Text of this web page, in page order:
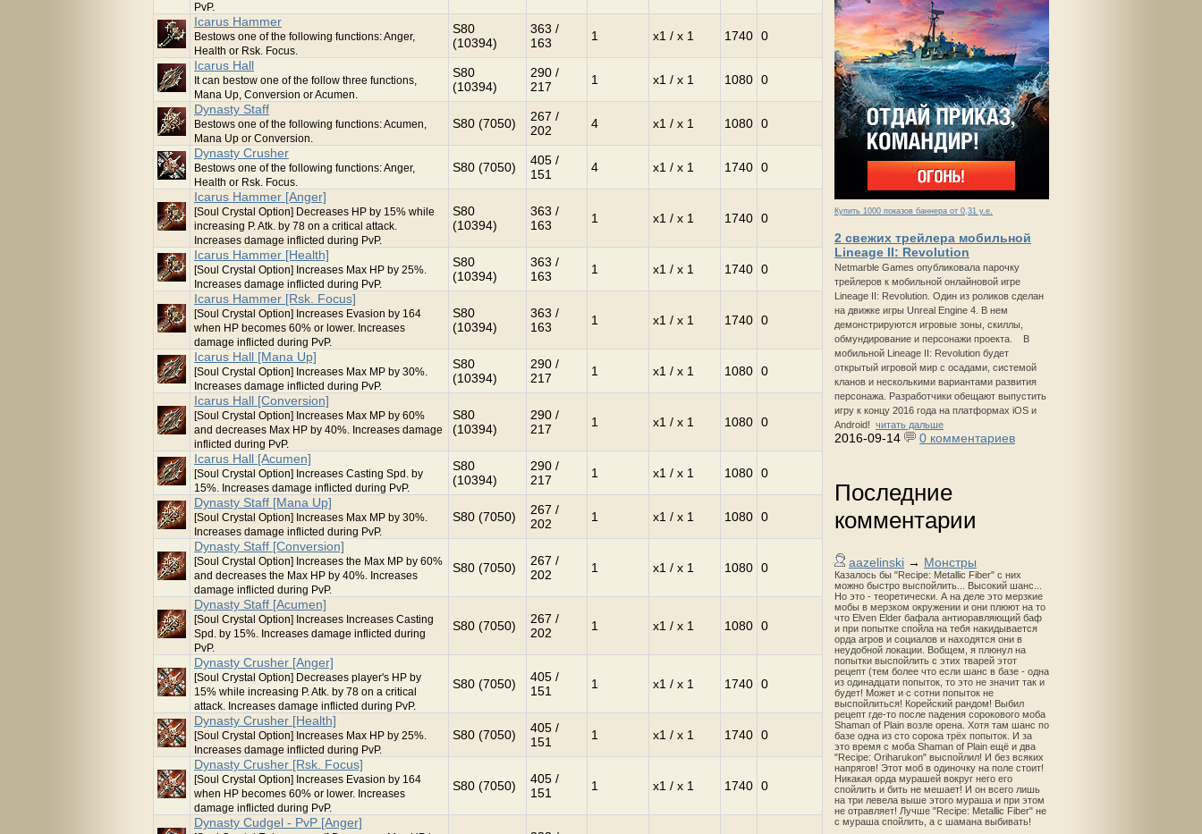
Купить 1000 показов баннера от 0,31 у.е.
2 свежих трейлера мобильной
Lineage II: Revolution
Netmarble Games опубликовала парочку
трейлеров к мобильной онлайновой игре
Lineage II: Revolution. Один из роликов сделан
на движке игры Unreal Engine 4. В нем
демонстрируются игровые зоны, скиллы,
обмундирование и персонажи проекта. В
мобильной Lineage II: Revolution будет
открытый игровой мир с осадами, системой
кланов и несколькими вариантами развития
персонажа. Разработчики обещают выпустить
игру к концу 2016 года на платформах iOS и
Android! читать дальше
2016-09-14 0 комментариев
Последние
комментарии
aazelinski → Монстры
Казалось бы "Recipe: Metallic Fiber" с них
можно быстро выспойлить... Высокий шанс...
Но это - теоретически. А на деле это мерзкие
мобы в мерзком окружении и они плюют на то
что Elven Elder бафала антиоравляющий баф
и при попытке спойла на тебя накидывается
орда агров и социалов и находятся они в
неудобной локации. Вобщем, я плюнул на
попытки выспойлить с этих тварей этот
рецепт (тем более что если шанс в базе - одна
из одинадцати попыток, то это не значит так и
будет! Может и с сотни попыток не
выспойлиться! Корейский рандом! Выбил
рецепт где-то после падения сорокового моба
Shaman of Plain возле орена. Хотя там шанс по
базе одна из сто сорока трёх попыток. И за
это время с моба Shaman of Plain ещё и два
"Recipe: Oriharukon" выспойлил! И без всяких
напрягов! Этот моб в одиночку на поле стоит!
Никакая орда мурашей вокруг него его
спойлить и бить не мешает! И он всего лишь
на три левела выше этого мураша и при этом
не отравляет! Лучше "Recipe: Metallic Fiber" не
с мураша спойлить, а с шамана выбивать!
PvP.
Icarus Hammer
Bestows one of the following functions: Anger,
Health or Rsk. Focus.
S80
(10394)
363 /
163
1 x1 / x 1 1740 0
Icarus Hall
It can bestow one of the follow three functions,
Mana Up, Conversion or Acumen.
S80
(10394)
290 /
217
1 x1 / x 1 1080 0
Dynasty Staff
Bestows one of the following functions: Acumen,
Mana Up or Conversion.
S80 (7050)
267 /
202
4 x1 / x 1 1080 0
Dynasty Crusher
Bestows one of the following functions: Anger,
Health or Rsk. Focus.
S80 (7050)
405 /
151
4 x1 / x 1 1740 0
Icarus Hammer [Anger]
[Soul Crystal Option] Decreases HP by 15% while
increasing P. Atk. by 78 on a critical attack.
Increases damage inflicted during PvP.
S80
(10394)
363 /
163
1 x1 / x 1 1740 0
Icarus Hammer [Health]
[Soul Crystal Option] Increases Max HP by 25%.
Increases damage inflicted during PvP.
S80
(10394)
363 /
163
1 x1 / x 1 1740 0
Icarus Hammer [Rsk. Focus]
[Soul Crystal Option] Increases Evasion by 164
when HP becomes 60% or lower. Increases
damage inflicted during PvP.
S80
(10394)
363 /
163
1 x1 / x 1 1740 0
Icarus Hall [Mana Up]
[Soul Crystal Option] Increases Max MP by 30%.
Increases damage inflicted during PvP.
S80
(10394)
290 /
217
1 x1 / x 1 1080 0
Icarus Hall [Conversion]
[Soul Crystal Option] Increases Max MP by 60%
and decreases Max HP by 40%. Increases damage
inflicted during PvP.
S80
(10394)
290 /
217
1 x1 / x 1 1080 0
Icarus Hall [Acumen]
[Soul Crystal Option] Increases Casting Spd. by
15%. Increases damage inflicted during PvP.
S80
(10394)
290 /
217
1 x1 / x 1 1080 0
Dynasty Staff [Mana Up]
[Soul Crystal Option] Increases Max MP by 30%.
Increases damage inflicted during PvP.
S80 (7050)
267 /
202
1 x1 / x 1 1080 0
Dynasty Staff [Conversion]
[Soul Crystal Option] Increases the Max MP by 60%
and decreases the Max HP by 40%. Increases
damage inflicted during PvP.
S80 (7050)
267 /
202
1 x1 / x 1 1080 0
Dynasty Staff [Acumen]
[Soul Crystal Option] Increases Increases Casting
Spd. by 15%. Increases damage inflicted during
PvP.
S80 (7050)
267 /
202
1 x1 / x 1 1080 0
Dynasty Crusher [Anger]
[Soul Crystal Option] Decreases player's HP by
15% while increasing P. Atk. by 78 on a critical
attack. Increases damage inflicted during PvP.
S80 (7050)
405 /
151
1 x1 / x 1 1740 0
Dynasty Crusher [Health]
[Soul Crystal Option] Increases Max HP by 25%.
Increases damage inflicted during PvP.
S80 (7050)
405 /
151
1 x1 / x 1 1740 0
Dynasty Crusher [Rsk. Focus]
[Soul Crystal Option] Increases Evasion by 164
when HP becomes 60% or lower. Increases
damage inflicted during PvP.
S80 (7050)
405 /
151
1 x1 / x 1 1740 0
Dynasty Cudgel - PvP [Anger]